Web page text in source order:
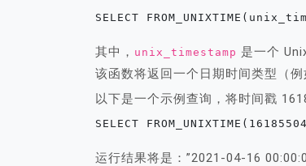
SELECT
其中， unix_timestamp 是一个
该函数将返回一个日期时间类型（例
以下是一个示例查询，将时间戳
SELECT
运行结果将是：”2021-04-16